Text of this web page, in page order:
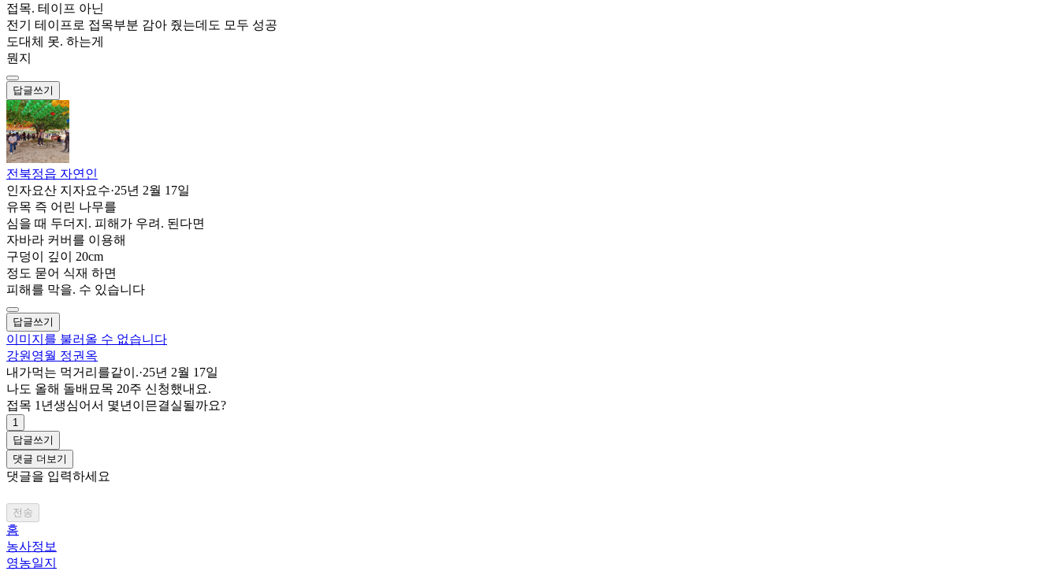
접목. 테이프 아닌
전기 테이프로 접목부분 감아 줬는데도 모두 성공
도대체 못. 하는게
뭔지
답글쓰기
전북정읍 자연인
인자요산 지자요수·25년 2월 17일
유목 즉 어린 나무를
심을 때 두더지. 피해가 우려. 된다면
자바라 커버를 이용해
구덩이 깊이 20cm
정도 묻어 식재 하면
피해를 막을. 수 있습니다
답글쓰기
이미지를 불러올 수 없습니다
강원영월 정권옥
내가먹는 먹거리를같이.·25년 2월 17일
나도 올해 돌배묘목 20주 신청했내요.
접목 1년생심어서 몇년이믄결실될까요?
1
답글쓰기
댓글 더보기
댓글을 입력하세요
전송
홈
농사정보
영농일지